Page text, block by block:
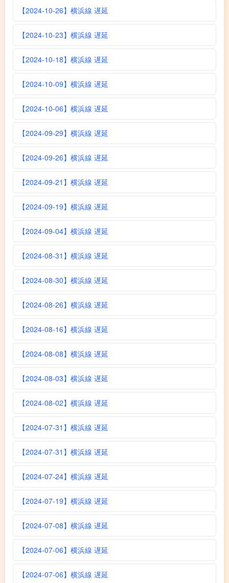
【2024-10-26】横浜線 遅延
【2024-10-23】横浜線 遅延
【2024-10-18】横浜線 遅延
【2024-10-09】横浜線 遅延
【2024-10-06】横浜線 遅延
【2024-09-29】横浜線 遅延
【2024-09-26】横浜線 遅延
【2024-09-21】横浜線 遅延
【2024-09-19】横浜線 遅延
【2024-09-04】横浜線 遅延
【2024-08-31】横浜線 遅延
【2024-08-30】横浜線 遅延
【2024-08-26】横浜線 遅延
【2024-08-16】横浜線 遅延
【2024-08-08】横浜線 遅延
【2024-08-03】横浜線 遅延
【2024-08-02】横浜線 遅延
【2024-07-31】横浜線 遅延
【2024-07-31】横浜線 遅延
【2024-07-24】横浜線 遅延
【2024-07-19】横浜線 遅延
【2024-07-08】横浜線 遅延
【2024-07-06】横浜線 遅延
【2024-07-06】横浜線 遅延